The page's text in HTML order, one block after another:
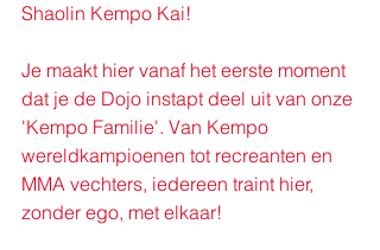
Shaolin Kempo Kai!
Je maakt hier vanaf het eerste moment
dat je de Dojo instapt deel uit van onze
'Kempo Familie'. Van Kempo
wereldkampioenen tot recreanten en
MMA vechters, iedereen traint hier,
zonder ego, met elkaar!